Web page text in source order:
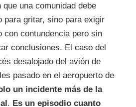
una comunidad debe
para gritar, sino para exigir
con contundencia pero sin
conclusiones. El caso del
desalojado del avión de
pasado en el aeropuerto de
un incidente más de la
. Es un episodio cuanto